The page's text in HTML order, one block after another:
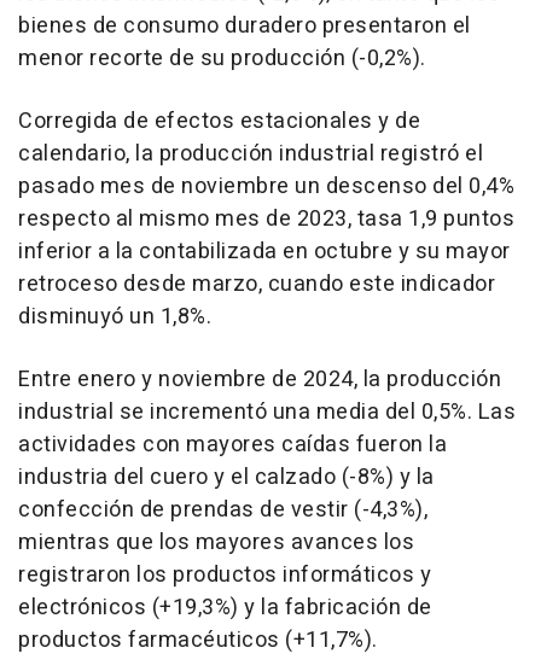
bienes de consumo duradero presentaron el
menor recorte de su producción (-0,2%).
Corregida de efectos estacionales y de
calendario, la producción industrial registró el
pasado mes de noviembre un descenso del 0,4%
respecto al mismo mes de 2023, tasa 1,9 puntos
inferior a la contabilizada en octubre y su mayor
retroceso desde marzo, cuando este indicador
disminuyó un 1,8%.
Entre enero y noviembre de 2024, la producción
industrial se incrementó una media del 0,5%. Las
actividades con mayores caídas fueron la
industria del cuero y el calzado (-8%) y la
confección de prendas de vestir (-4,3%),
mientras que los mayores avances los
registraron los productos informáticos y
electrónicos (+19,3%) y la fabricación de
productos farmacéuticos (+11,7%).